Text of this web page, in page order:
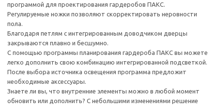
программой для проектирования гардеробов ПАКС.
Регулируемые ножки позволяют скорректировать неровности
пола.
Благодаря петлям с интегрированным доводчиком дверцы
закрываются плавно и бесшумно.
С помощью программы планирования гардероба ПАКС вы можете
легко дополнить свою комбинацию интегрированной подсветкой.
После выбора источника освещения программа предложит
необходимые аксессуары.
Знаете ли вы, что внутренние элементы можно в любой момент
обновить или дополнить? С небольшими изменениями решение